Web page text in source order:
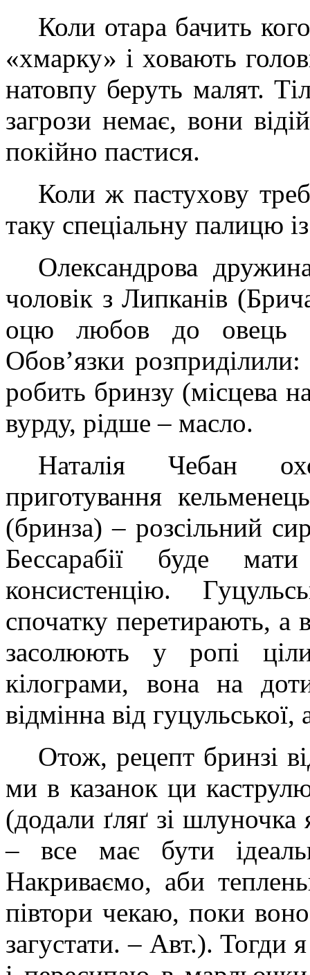
Коли отара бачить
«хмарку» і ховають
натовпу беруть малят.
загрози немає, вони
покійно пастися.
Коли ж пастухову
таку спеціальну палицю
Олександрова
чоловік з Липканів
оцю любов до овець
Обов’язки
робить бринзу (місцева
вурду, рідше – масло.
Наталія Чебан
приготування
(бринза) – розсільний
Бессарабії буде
консистенцію.
спочатку перетирають, а
засолюють у ропі
кілограми, вона на
відмінна від
Отож, рецепт
ми в казанок ци
(додали ґляґ зі
– все має бути
Накриваємо, аби
півтори чекаю, поки
загустати. – Авт.). Тогди